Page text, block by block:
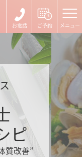
ピ
質改善”